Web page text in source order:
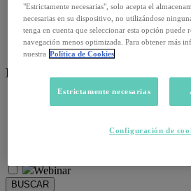
Reformas laborales
Reskilling y upskilling
Salud emocional y post-pandemia
Recursos:
Webinar
BUSCAR
"Estrictamente necesarias", solo acepta el
necesarias en su dispositivo, no utilizándose
tenga en cuenta que seleccionar esta opción puede
navegación menos optimizada. Para obtener más
nuestra Política de Cookies
Estrictamente necesarias
Configuración de